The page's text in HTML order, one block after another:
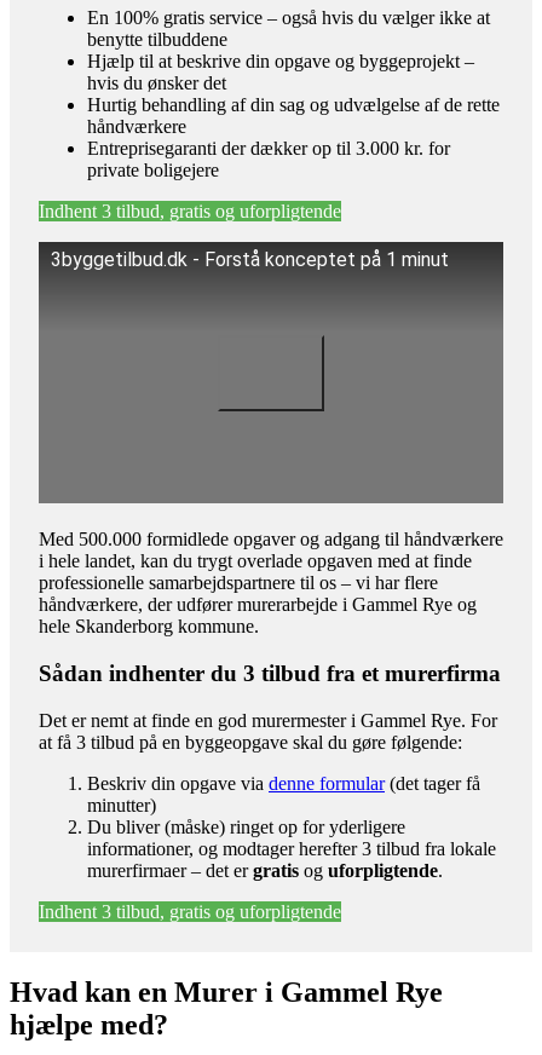
En 100% gratis service – også hvis du vælger ikke at
benytte tilbuddene
Hjælp til at beskrive din opgave og byggeprojekt –
hvis du ønsker det
Hurtig behandling af din sag og udvælgelse af de rette
håndværkere
Entreprisegaranti der dækker op til 3.000 kr. for
private boligejere
Indhent 3 tilbud, gratis og uforpligtende
3byggetilbud.dk - Forstå konceptet på 1 minut
Med 500.000 formidlede opgaver og adgang til håndværkere
i hele landet, kan du trygt overlade opgaven med at finde
professionelle samarbejdspartnere til os – vi har flere
håndværkere, der udfører murerarbejde i Gammel Rye og
hele Skanderborg kommune.
Sådan indhenter du 3 tilbud fra et murerfirma
Det er nemt at finde en god murermester i Gammel Rye. For
at få 3 tilbud på en byggeopgave skal du gøre følgende:
Beskriv din opgave via denne formular(det tager få
minutter)
Du bliver (måske) ringet op for yderligere
informationer, og modtager herefter 3 tilbud fra lokale
murerfirmaer – det ergratis og uforpligtende.
Indhent 3 tilbud, gratis og uforpligtende
Hvad kan en Murer i Gammel Rye
hjælpe med?